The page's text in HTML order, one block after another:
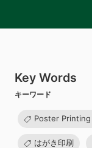
Key Words
キーワード
Poster
はがき印刷